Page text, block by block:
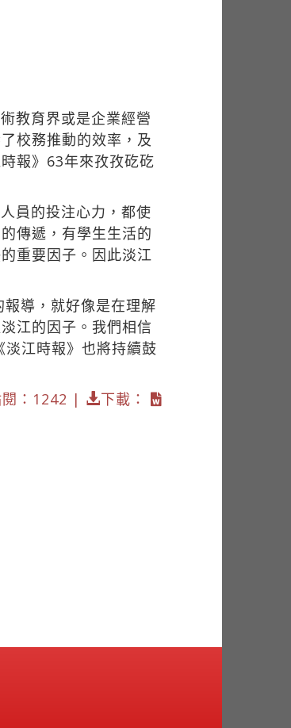
教育界或是企業經營
校務推動的效率，及
報》63年來孜孜矻矻
員的投注心力，都使
傳遞，有學生生活的
重要因子。因此淡江
導，就好像是在理解
江的因子。我們相信
江時報》也將持續鼓
閱：1242 | 下載：